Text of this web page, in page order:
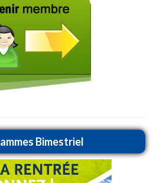
Bimestriel